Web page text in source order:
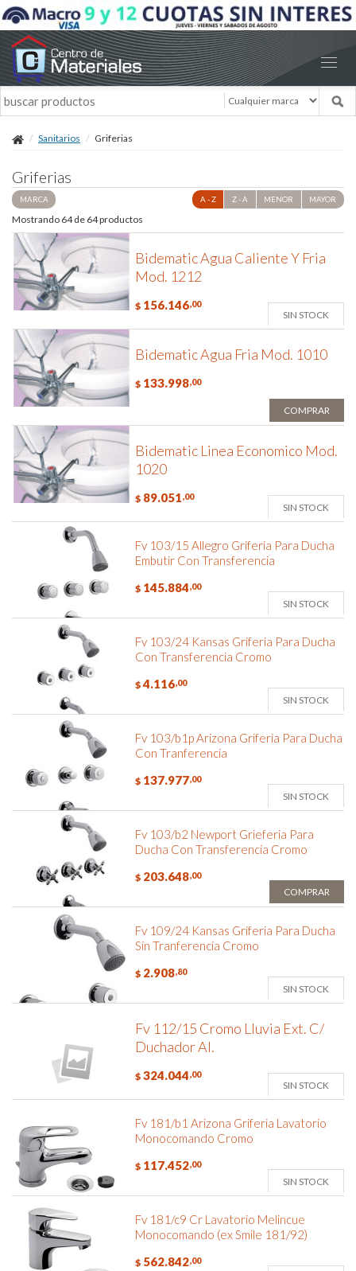
Sanitarios Griferias
Griferias
MARCA A - Z Z - A MENOR MAYOR
Mostrando 64 de 64 productos
Bidematic Agua Caliente Y Fria
Mod. 1212
$ 156.146,00
SIN STOCK
Bidematic Agua Fria Mod. 1010
$ 133.998,00
COMPRAR
Bidematic Linea Economico Mod.
1020
$ 89.051,00
SIN STOCK
Fv 103/15 Allegro Griferia Para Ducha
Embutir Con Transferencia
$ 145.884,00
SIN STOCK
Fv 103/24 Kansas Griferia Para Ducha
Con Transferencia Cromo
$ 4.116,00
SIN STOCK
Fv 103/b1p Arizona Griferia Para Ducha
Con Tranferencia
$ 137.977,00
SIN STOCK
Fv 103/b2 Newport Grieferia Para
Ducha Con Transferencia Cromo
$ 203.648,00
COMPRAR
Fv 109/24 Kansas Griferia Para Ducha
Sin Tranferencia Cromo
$ 2.908,80
SIN STOCK
Fv 112/15 Cromo Lluvia Ext. C/
Duchador Al.
$ 324.044,00
SIN STOCK
Fv 181/b1 Arizona Griferia Lavatorio
Monocomando Cromo
$ 117.452,00
SIN STOCK
Fv 181/c9 Cr Lavatorio Melincue
Monocomando (ex Smile 181/92)
$ 562.842,00